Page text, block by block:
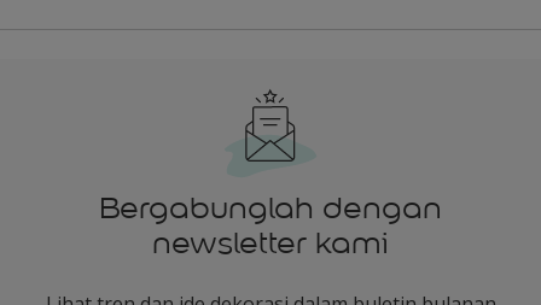
Bergabunglah dengan
newsletter kami